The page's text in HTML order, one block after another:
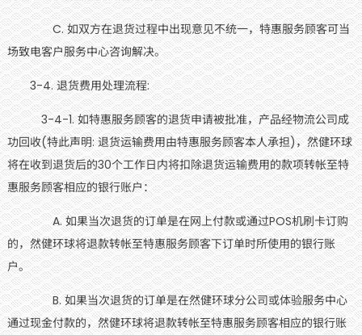
C. 如双方在退货过程中出现意见不统一，特惠服务顾客可当
场致电客户服务中心咨询解决。
3-4. 退货费用处理流程:
3-4-1. 如特惠服务顾客的退货申请被批准，产品经物流公司成
功回收(特此声明: 退货运输费用由特惠服务顾客本人承担)，然健环球
将在收到退货后的30个工作日内将扣除退货运输费用的款项转帐至特
惠服务顾客相应的银行账户：
A. 如果当次退货的订单是在网上付款或通过POS机刷卡订购
的，然健环球将退款转帐至特惠服务顾客下订单时所使用的银行账
户。
B. 如果当次退货的订单是在然健环球分公司或体验服务中心
通过现金付款的，然健环球将退款转帐至特惠服务顾客相应的银行账